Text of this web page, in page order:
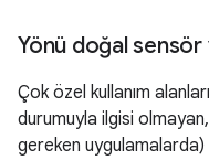
Yönü doğal
Çok özel kullanım
durumuyla ilgisi olmayan,
gereken uygulamalarda)